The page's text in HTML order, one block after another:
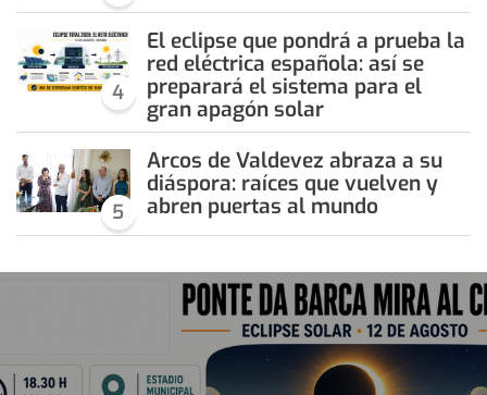
4
El eclipse que pondrá a prueba la
red eléctrica española: así se
preparará el sistema para el
gran apagón solar
5
Arcos de Valdevez abraza a su
diáspora: raíces que vuelven y
abren puertas al mundo